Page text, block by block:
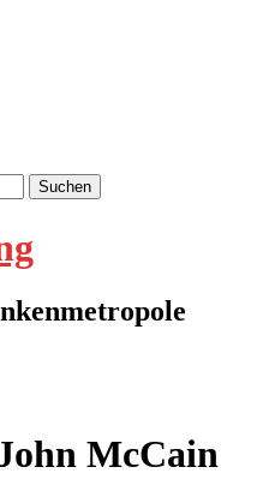
McCain